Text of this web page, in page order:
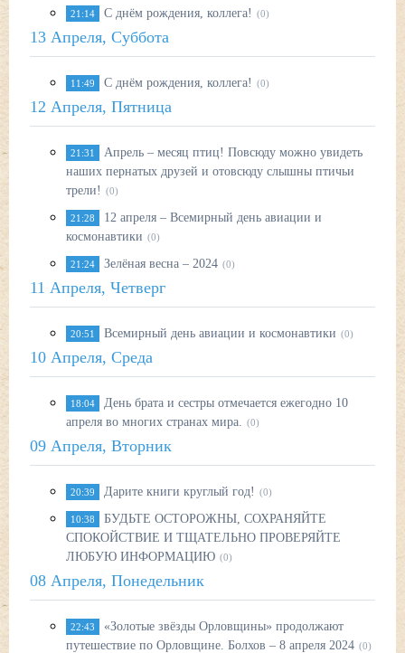
21:14 С днём рождения, коллега! (0)
13 Апреля, Суббота
11:49 С днём рождения, коллега! (0)
12 Апреля, Пятница
21:31
Апрель – месяц птиц! Повсюду можно увидеть
наших пернатых друзей и отовсюду слышны птичьи
трели! (0)
21:28
12 апреля – Всемирный день авиации и
космонавтики (0)
21:24 Зелёная весна – 2024 (0)
11 Апреля, Четверг
20:51 Всемирный день авиации и космонавтики (0)
10 Апреля, Среда
18:04
День брата и сестры отмечается ежегодно 10
апреля во многих странах мира. (0)
09 Апреля, Вторник
20:39 Дарите книги круглый год! (0)
10:38
БУДЬТЕ ОСТОРОЖНЫ, СОХРАНЯЙТЕ
СПОКОЙСТВИЕ И ТЩАТЕЛЬНО ПРОВЕРЯЙТЕ
ЛЮБУЮ ИНФОРМАЦИЮ (0)
08 Апреля, Понедельник
22:43
«Золотые звёзды Орловщины» продолжают
путешествие по Орловщине. Болхов – 8 апреля 2024 (0)